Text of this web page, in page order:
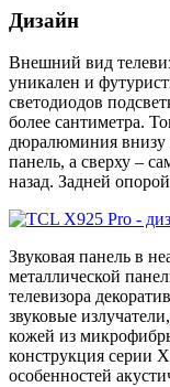
Дизайн
Внешний вид
уникален и
светодиодов
более сантиметра.
дюралюминия внизу
панель, а сверху –
назад. Задней
Звуковая панель в
металлической
телевизора
звуковые
кожей из
конструкция серии
особенностей